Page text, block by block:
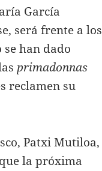
García
será frente a los
han dado
primadonnas
reclamen su
Patxi Mutiloa,
la próxima